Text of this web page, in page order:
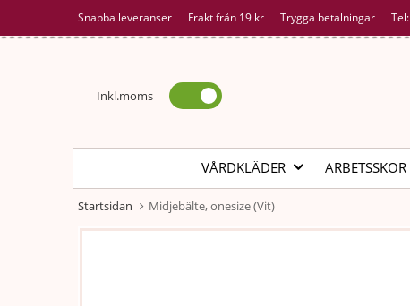
Snabba leveranser Frakt från 19 kr Trygga betalningar Tel:
Inkl.moms
VÅRDKLÄDER ARBETSSKOR
Startsidan Midjebälte, onesize (Vit)